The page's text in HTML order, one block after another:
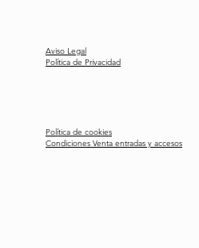
Aviso Legal
Política de Privacidad
Política de cookies
Condiciones Venta entradas y accesos